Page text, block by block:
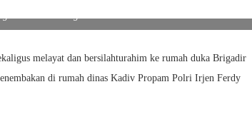
melayat dan bersilahturahim ke rumah duka Brigadir
di rumah dinas Kadiv Propam Polri Irjen Ferdy